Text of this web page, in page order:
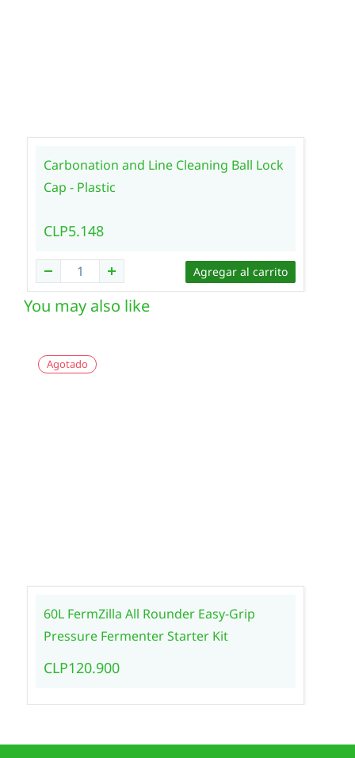
Carbonation and Line Cleaning Ball Lock
Cap - Plastic
CLP5.148
Agregar al carrito
You may also like
Agotado
60L FermZilla All Rounder Easy-Grip
Pressure Fermenter Starter Kit
CLP120.900